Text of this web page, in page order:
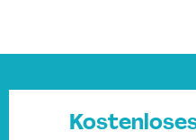
Bauprojektmanagement
(Fernstudium)